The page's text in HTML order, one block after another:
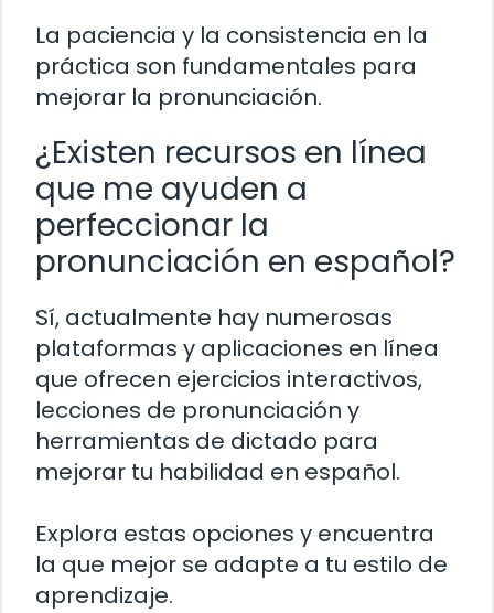
La paciencia y la consistencia en la
práctica son fundamentales para
mejorar la pronunciación.
¿Existen recursos en línea
que me ayuden a
perfeccionar la
pronunciación en español?
Sí, actualmente hay numerosas
plataformas y aplicaciones en línea
que ofrecen ejercicios interactivos,
lecciones de pronunciación y
herramientas de dictado para
mejorar tu habilidad en español.
Explora estas opciones y encuentra
la que mejor se adapte a tu estilo de
aprendizaje.